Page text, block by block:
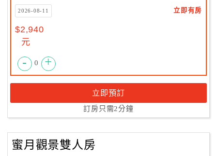
2026-08-11 立即有房
$2,940
元
- 0 +
立即預訂
訂房只需2分鐘
蜜月觀景雙人房